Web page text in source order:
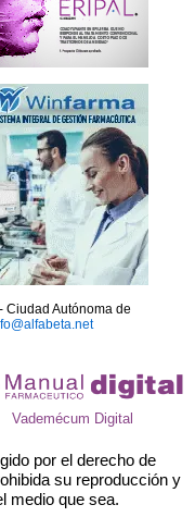
Ciudad Autónoma de
Vademécum Digital
por el derecho de
su reproducción y
medio que sea.